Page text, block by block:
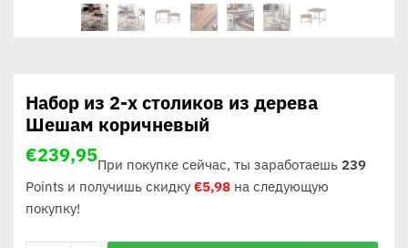
Набор из 2-х столиков из дерева
Шешам коричневый
€239,95При покупке сейчас, ты заработаешь 239
Points и получишь скидку €5,98на следующую
покупку!